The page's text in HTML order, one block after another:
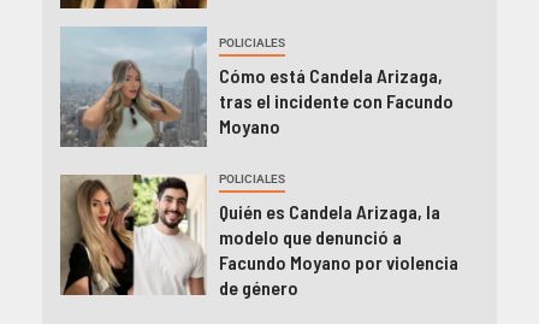
POLICIALES
Cómo está Candela Arizaga,
tras el incidente con Facundo
Moyano
POLICIALES
Quién es Candela Arizaga, la
modelo que denunció a
Facundo Moyano por violencia
de género